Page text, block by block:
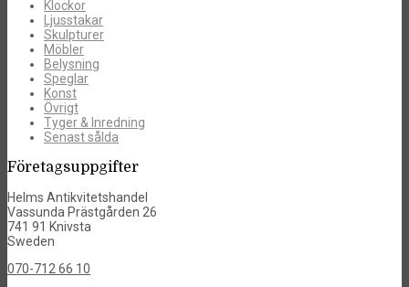
Klockor
Ljusstakar
Skulpturer
Möbler
Belysning
Speglar
Konst
Övrigt
Tyger & Inredning
Senast sålda
Företagsuppgifter
Helms Antikvitetshandel
Vassunda Prästgården 26
741 91 Knivsta
Sweden
070-712 66 10